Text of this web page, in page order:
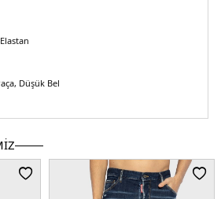
Düşük Bel